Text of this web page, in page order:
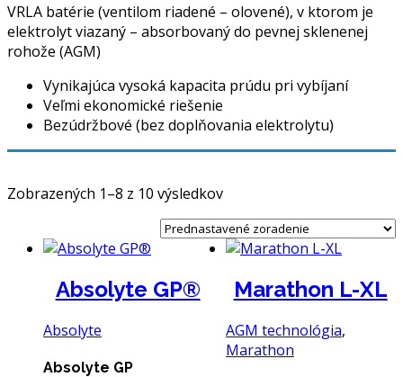
VRLA batérie (ventilom riadené – olovené), v ktorom je
elektrolyt viazaný – absorbovaný do pevnej sklenenej
rohože (AGM)
Vynikajúca vysoká kapacita prúdu pri vybíjaní
Veľmi ekonomické riešenie
Bezúdržbové (bez doplňovania elektrolytu)
Zobrazených 1–8 z 10 výsledkov
Absolyte GP®
Absolyte
Absolyte GP
Marathon L-XL
AGM technológia,
Marathon